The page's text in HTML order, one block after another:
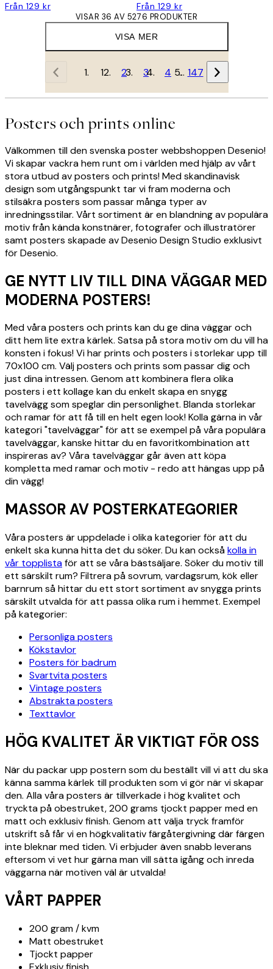
Från 129 kr Från 129 kr
VISA MER
VISAR 36 AV 5276 PRODUKTER
1 2 3 4 … 147
Posters och prints online
Välkommen till den svenska poster webbshoppen Desenio!
Vi skapar vackra hem runt om i världen med hjälp av vårt
stora utbud av posters och prints! Med skandinavisk
design som utgångspunkt tar vi fram moderna och
stilsäkra posters som passar många typer av
inredningsstilar. Vårt sortiment är en blandning av populära
motiv från kända konstnärer, fotografer och illustratörer
samt posters skapade av Desenio Design Studio exklusivt
för Desenio.
GE NYTT LIV TILL DINA VÄGGAR MED
MODERNA POSTERS!
Med våra posters och prints kan du ge dina väggar och
ditt hem lite extra kärlek. Satsa på stora motiv om du vill ha
konsten i fokus! Vi har prints och posters i storlekar upp till
70x100 cm. Välj posters och prints som passar dig och
just dina intressen. Genom att kombinera flera olika
posters i ett kollage kan du enkelt skapa en snygg
tavelvägg som speglar din personlighet. Blanda storlekar
och ramar för att få till en helt egen look! Kolla gärna in vår
kategori "tavelväggar" för att se exempel på våra populära
tavelväggar, kanske hittar du en favoritkombination att
inspireras av? Våra tavelväggar går även att köpa
kompletta med ramar och motiv - redo att hängas upp på
din vägg!
MASSOR AV POSTERKATEGORIER
Våra posters är uppdelade i olika kategorier för att du
enkelt ska kunna hitta det du söker. Du kan ocksåkolla in
vår topplistaför att se våra bästsäljare. Söker du motiv till
ett särskilt rum? Filtrera på sovrum, vardagsrum, kök eller
barnrum så hittar du ett stort sortiment av snygga prints
särskilt utvalda för att passa olika rum i hemmet. Exempel
på kategorier:
Personliga posters
Kökstavlor
Posters för badrum
Svartvita posters
Vintage posters
Abstrakta posters
Texttavlor
HÖG KVALITET ÄR VIKTIGT FÖR OSS
När du packar upp postern som du beställt vill vi att du ska
känna samma kärlek till produkten som vi gör när vi skapar
den. Alla våra posters är tillverkade i hög kvalitet och
tryckta på obestruket, 200 grams tjockt papper med en
matt och exklusiv finish. Genom att välja tryck framför
utskrift så får vi en högkvalitativ färgåtergivning där färgen
inte bleknar med tiden. Vi erbjuder även snabb leverans
eftersom vi vet hur gärna man vill sätta igång och inreda
väggarna när motiven väl är utvalda!
VÅRT PAPPER
200 gram / kvm
Matt obestruket
Tjockt papper